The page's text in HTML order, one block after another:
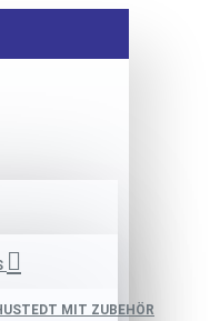
MIT ZUBEHÖR